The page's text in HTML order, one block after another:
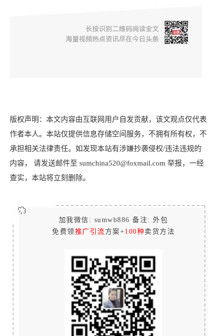
版权声明：本文内容由互联网用户自发贡献，该文观点仅代表
作者本人。本站仅提供信息存储空间服务，不拥有所有权，不
承担相关法律责任。如发现本站有涉嫌抄袭侵权/违法违规的
内容， 请发送邮件至 sumchina520@foxmail.com 举报，一经
查实，本站将立刻删除。
加我微信: sumwb886 备注: 外包
免费领推广引流 方案+100种卖货方法